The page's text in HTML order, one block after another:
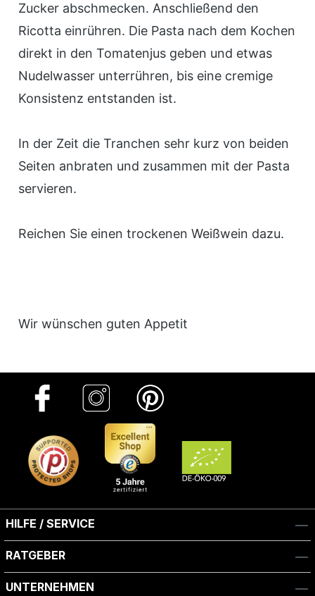
Zucker abschmecken. Anschließend den
Ricotta einrühren. Die Pasta nach dem Kochen
direkt in den Tomatenjus geben und etwas
Nudelwasser unterrühren, bis eine cremige
Konsistenz entstanden ist.
In der Zeit die Tranchen sehr kurz von beiden
Seiten anbraten und zusammen mit der Pasta
servieren.
Reichen Sie einen trockenen Weißwein dazu.
Wir wünschen guten Appetit
HILFE / SERVICE
RATGEBER
UNTERNEHMEN